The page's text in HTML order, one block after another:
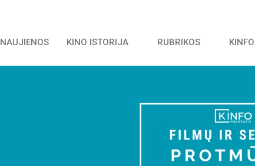
NAUJIENOS KINO ISTORIJA RUBRIKOS